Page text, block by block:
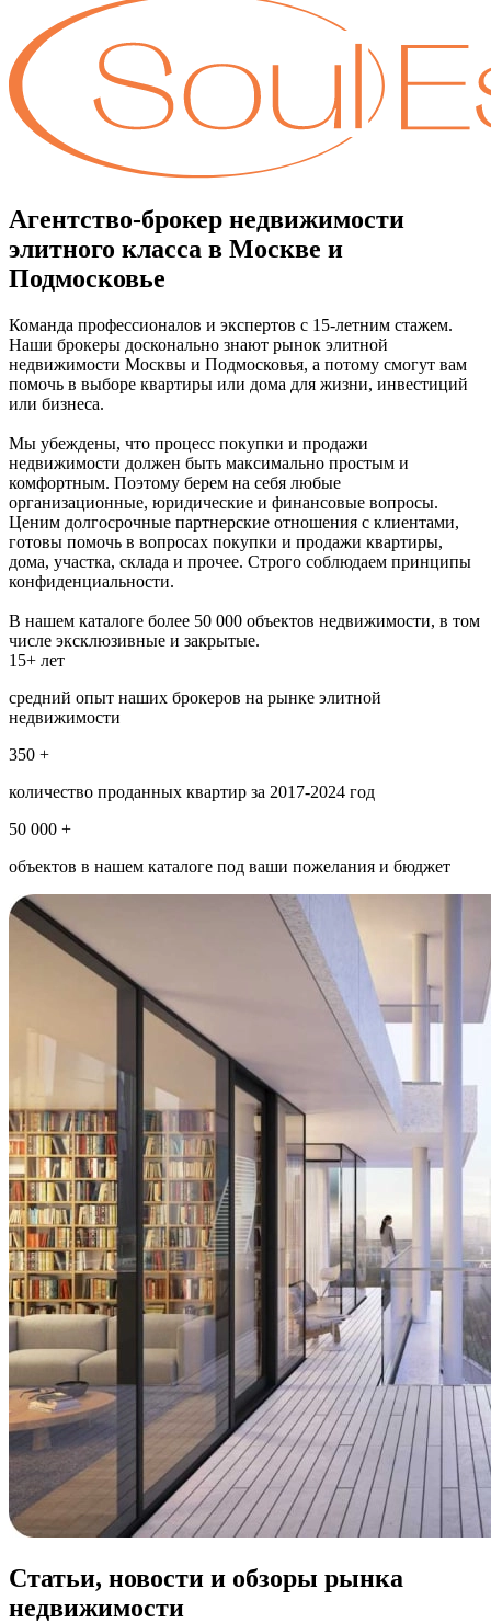
Агентство-брокер недвижимости
элитного класса в Москве и
Подмосковье
Команда профессионалов и экспертов с 15-летним стажем.
Наши брокеры досконально знают рынок элитной
недвижимости Москвы и Подмосковья, а потому смогут вам
помочь в выборе квартиры или дома для жизни, инвестиций
или бизнеса.
Мы убеждены, что процесс покупки и продажи
недвижимости должен быть максимально простым и
комфортным. Поэтому берем на себя любые
организационные, юридические и финансовые вопросы.
Ценим долгосрочные партнерские отношения с клиентами,
готовы помочь в вопросах покупки и продажи квартиры,
дома, участка, склада и прочее. Строго соблюдаем принципы
конфиденциальности.
В нашем каталоге более 50 000 объектов недвижимости, в том
числе эксклюзивные и закрытые.
15+ лет
средний опыт наших брокеров на рынке элитной
недвижимости
350 +
количество проданных квартир за 2017-2024 год
50 000 +
объектов в нашем каталоге под ваши пожелания и бюджет
Статьи, новости и обзоры рынка
недвижимости